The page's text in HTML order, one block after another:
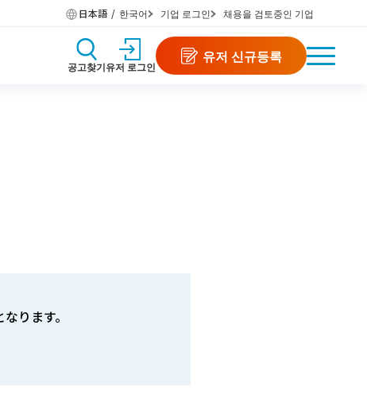
日本語 한국어 기업 로그인 채용을 검토중인 기업
공고찾기유저 로그인
유저 신규등록
ります。